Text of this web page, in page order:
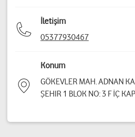
İletişim
05377930467
Konum
GÖKEVLER MAH. ADNAN
ŞEHIR 1 BLOK NO: 3 F İÇ